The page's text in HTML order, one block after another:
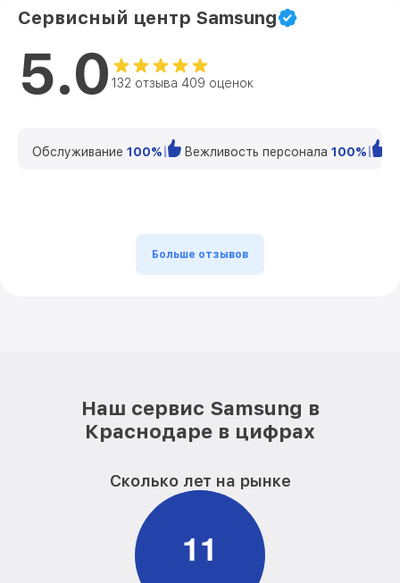
Сервисный центр Samsung
5.0 132 отзыва 409 оценок
Обслуживание 100% Вежливость персонала 100%
Больше отзывов
Наш сервис Samsung в
Краснодаре в цифрах
Сколько лет на рынке
11